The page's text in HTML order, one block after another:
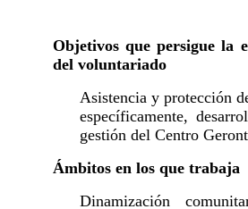
Objetivos que persigue la
del voluntariado
Asistencia y protección
específicamente,
gestión del Centro
Ámbitos en los que trabaja
Dinamización